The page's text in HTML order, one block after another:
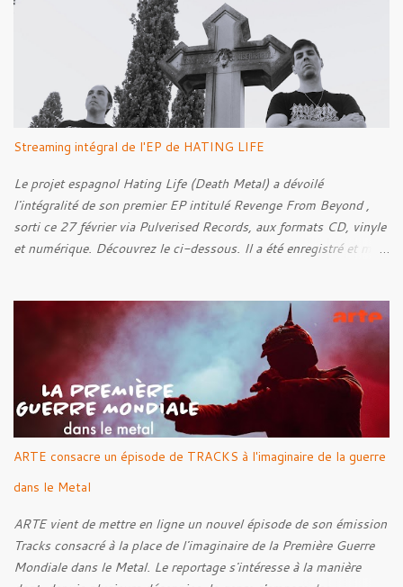
Streaming intégral de l'EP de HATING LIFE
Le projet espagnol Hating Life (Death Metal) a dévoilé
l'intégralité de son premier EP intitulé Revenge From Beyond ,
sorti ce 27 février via Pulverised Records, aux formats CD, vinyle
et numérique. Découvrez le ci-dessous. Il a été enregistré et mixé
Rebellion Against The Vile 05. Revenge From Beyond 06. The
Sense Of Fear
ARTE consacre un épisode de TRACKS à l'imaginaire de la guerre
dans le Metal
ARTE vient de mettre en ligne un nouvel épisode de son émission
Tracks consacré à la place de l'imaginaire de la Première Guerre
Mondiale dans le Metal. Le reportage s'intéresse à la manière